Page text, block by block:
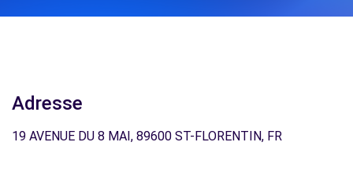
Adresse
19 AVENUE DU 8 MAI, 89600 ST-FLORENTIN, FR